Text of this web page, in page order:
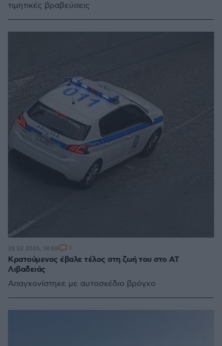
τιμητικές βραβεύσεις
Κρατούμενος έβαλε τέλος στη ζωή του στο ΑΤ
Λιβαδειάς
Απαγχονίστηκε με αυτοσχέδιο βρόγχο
26.02.2026, 18:08 1